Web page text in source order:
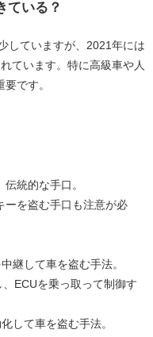
ている？
していますが、2021年には
ています。特に高級車や人
です。
統的な手口。
ーを盗む手口も注意が必
継して車を盗む手法。
ECUを乗っ取って制御す
して車を盗む手法。